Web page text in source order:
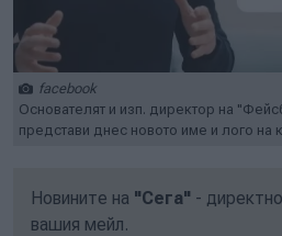
facebook
Основателят и изп. директор на
представи днес новото име и лого на
Новините на "Сега" -
вашия мейл.